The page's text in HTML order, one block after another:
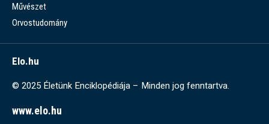
Művészet
Orvostudomány
Elo.hu
© 2025 Életünk Enciklopédiája – Minden jog fenntartva.
www.elo.hu